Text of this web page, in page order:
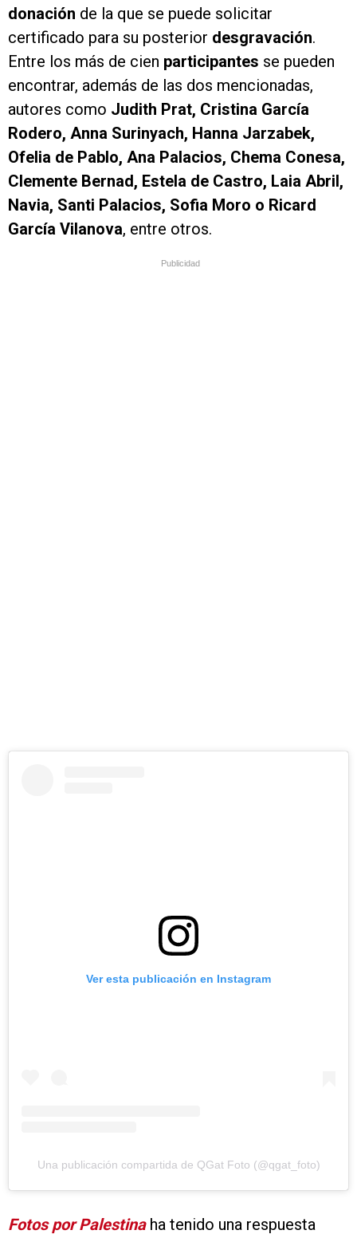
donación de la que se puede solicitar
certificado para su posterior desgravación.
Entre los más de cien participantes se pueden
encontrar, además de las dos mencionadas,
autores como Judith Prat, Cristina García
Rodero, Anna Surinyach, Hanna Jarzabek,
Ofelia de Pablo, Ana Palacios, Chema Conesa,
Clemente Bernad, Estela de Castro, Laia Abril,
Navia, Santi Palacios, Sofia Moro o Ricard
García Vilanova, entre otros.
Publicidad
Ver esta publicación en Instagram
Una publicación compartida de QGat Foto (@qgat_foto)
Fotos por Palestinaha tenido una respuesta